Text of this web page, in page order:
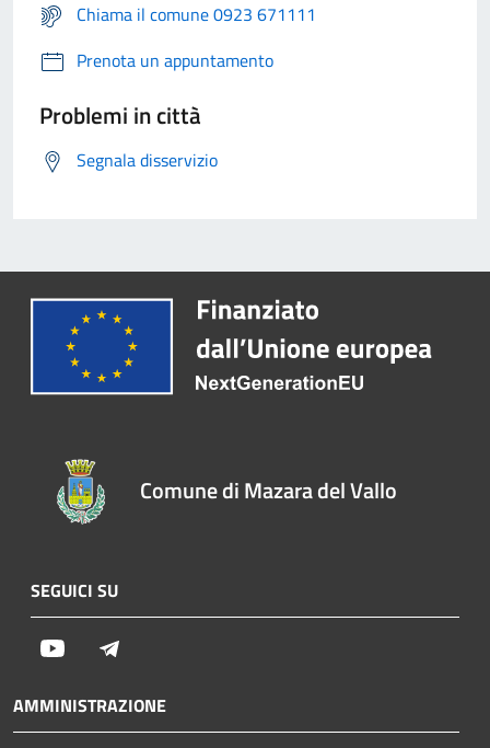
Chiama il comune 0923 671111
Prenota un appuntamento
Problemi in città
Segnala disservizio
Comune di Mazara del Vallo
SEGUICI SU
Youtube
AMMINISTRAZIONE